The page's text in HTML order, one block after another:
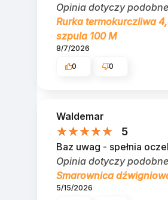
Opinia dotyczy
Rurka termokurczliwa
szpula 100 M
8/7/2026
0 0
Waldemar
5
Baz uwag - spełnia
Opinia dotyczy
Smarownica
5/15/2026